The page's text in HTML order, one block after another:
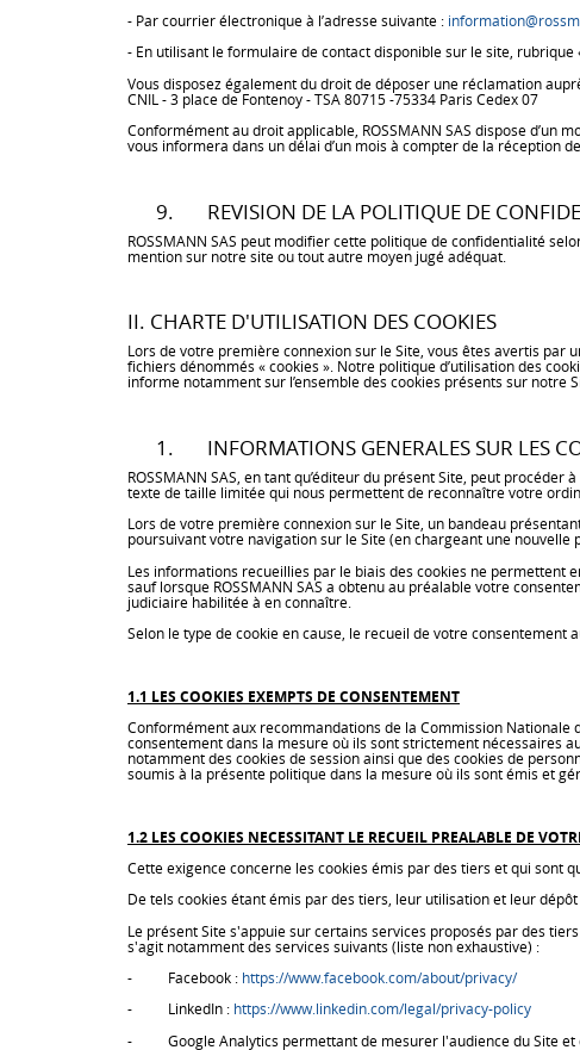
- Par courrier électronique à l’adresse suivante :
- En utilisant le formulaire de contact disponible sur le site, rubrique
Vous disposez également du droit de déposer une réclamation
CNIL - 3 place de Fontenoy - TSA 80715 -75334 Paris Cedex 07
Conformément au droit applicable, ROSSMANN SAS dispose d’un
vous informera dans un délai d’un mois à compter de la réception
9. REVISION DE LA POLITIQUE DE
ROSSMANN SAS peut modifier cette politique de confidentialité
mention sur notre site ou tout autre moyen jugé adéquat.
II. CHARTE D'UTILISATION DES COOKIES
Lors de votre première connexion sur le Site, vous êtes avertis par
fichiers dénommés « cookies ». Notre politique d’utilisation des
informe notamment sur l’ensemble des cookies présents sur
1. INFORMATIONS GENERALES SUR LES
ROSSMANN SAS, en tant qu’éditeur du présent Site, peut
texte de taille limitée qui nous permettent de reconnaître votre
Lors de votre première connexion sur le Site, un bandeau
poursuivant votre navigation sur le Site (en chargeant une
Les informations recueillies par le biais des cookies ne permettent
sauf lorsque ROSSMANN SAS a obtenu au préalable votre
judiciaire habilitée à en connaître.
Selon le type de cookie en cause, le recueil de votre
1.1 LES COOKIES EXEMPTS DE CONSENTEMENT
Conformément aux recommandations de la Commission Nationale
consentement dans la mesure où ils sont strictement nécessaires
notamment des cookies de session ainsi que des cookies de
soumis à la présente politique dans la mesure où ils sont émis et
1.2 LES COOKIES NECESSITANT LE RECUEIL PREALABLE DE
Cette exigence concerne les cookies émis par des tiers et qui sont
De tels cookies étant émis par des tiers, leur utilisation et leur
Le présent Site s'appuie sur certains services proposés par des
s'agit notamment des services suivants (liste non exhaustive) :
- Facebook : https://www.facebook.com/about/privacy/
- LinkedIn : https://www.linkedin.com/legal/privacy-policy
- Google Analytics permettant de mesurer l'audience du Site et